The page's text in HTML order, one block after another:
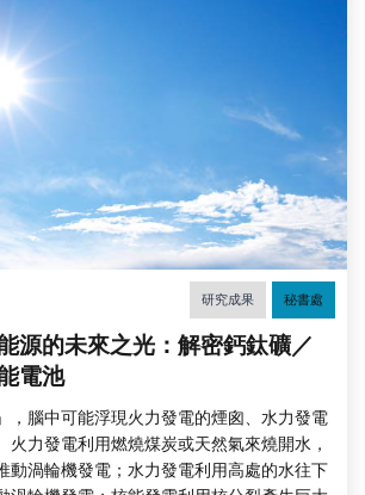
研究成果 秘書處
源的未來之光：解密鈣鈦礦／
電池
，腦中可能浮現火力發電的煙囪、水力發電
火力發電利用燃燒煤炭或天然氣來燒開水，
動渦輪機發電；水力發電利用高處的水往下